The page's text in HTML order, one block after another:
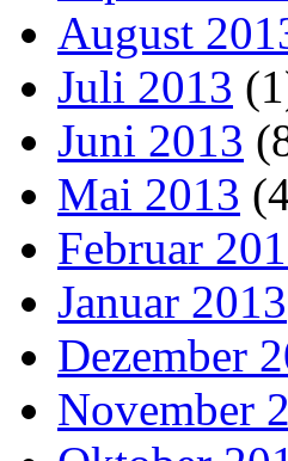
August
Juli 2013
Juni 2013
Mai 2013
Februar
Januar 2013
Dezember
November